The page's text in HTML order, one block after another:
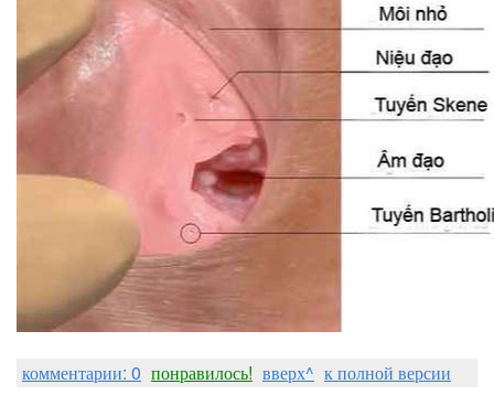
комментарии: 0 понравилось! вверх^ к полной версии